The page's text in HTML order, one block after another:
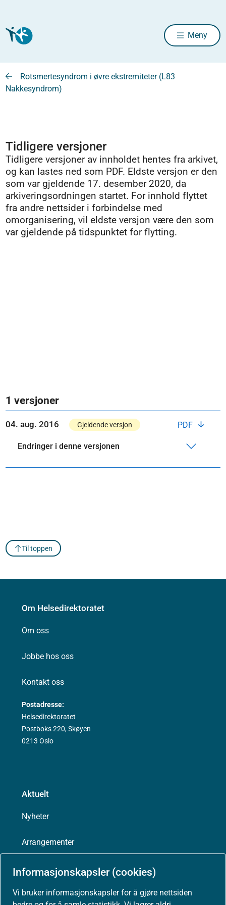
Informasjonskapsler (cookies)
Vi bruker informasjonskapsler for å gjøre nettsiden
Meny
Rotsmertesyndrom i øvre ekstremiteter (L83
Nakkesyndrom)
Tidligere versjoner
Tidligere versjoner av innholdet hentes fra arkivet,
og kan lastes ned som PDF. Eldste versjon er den
som var gjeldende 17. desember 2020, da
arkiveringsordningen startet. For innhold flyttet
fra andre nettsider i forbindelse med
omorganisering, vil eldste versjon være den som
var gjeldende på tidspunktet for flytting.
1 versjoner
PDF
04. aug. 2016 Gjeldende versjon
Endringer i denne versjonen
Til toppen
Om Helsedirektoratet
Om oss
Jobbe hos oss
Kontakt oss
Postadresse:
Helsedirektoratet
Postboks 220, Skøyen
0213 Oslo
Aktuelt
Nyheter
Arrangementer
Høringer
Presse